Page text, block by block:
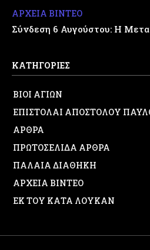
ΑΡΧΕΙΑ ΒΙΝΤΕΟ
Σύνδεση 6 Αυγούστου: Η
ΚΑΤΗΓΟΡΙΕΣ
ΒΙΟΙ ΑΓΙΩΝ
ΕΠΙΣΤΟΛΑΙ ΑΠΟΣΤΟΛΟΥ
ΑΡΘΡΑ
ΠΡΩΤΟΣΕΛΙΔΑ ΑΡΘΡΑ
ΠΑΛΑΙΑ ΔΙΑΘΗΚΗ
ΑΡΧΕΙΑ ΒΙΝΤΕΟ
ΕΚ ΤΟΥ ΚΑΤΑ ΛΟΥΚΑΝ